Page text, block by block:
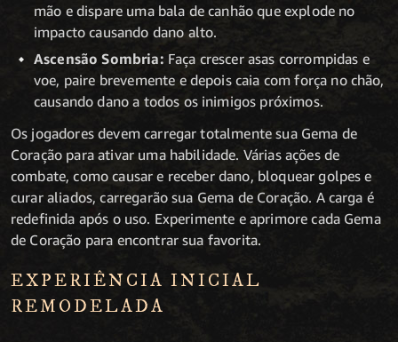
mão e dispare uma bala de canhão que explode no
impacto causando dano alto.
Ascensão Sombria: Faça crescer asas corrompidas e
voe, paire brevemente e depois caia com força no chão,
causando dano a todos os inimigos próximos.
Os jogadores devem carregar totalmente sua Gema de
Coração para ativar uma habilidade. Várias ações de
combate, como causar e receber dano, bloquear golpes e
curar aliados, carregarão sua Gema de Coração. A carga é
redefinida após o uso. Experimente e aprimore cada Gema
de Coração para encontrar sua favorita.
EXPERIÊNCIA INICIAL
REMODELADA